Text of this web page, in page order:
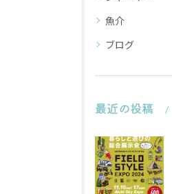
魚介
ブログ
最近の投稿